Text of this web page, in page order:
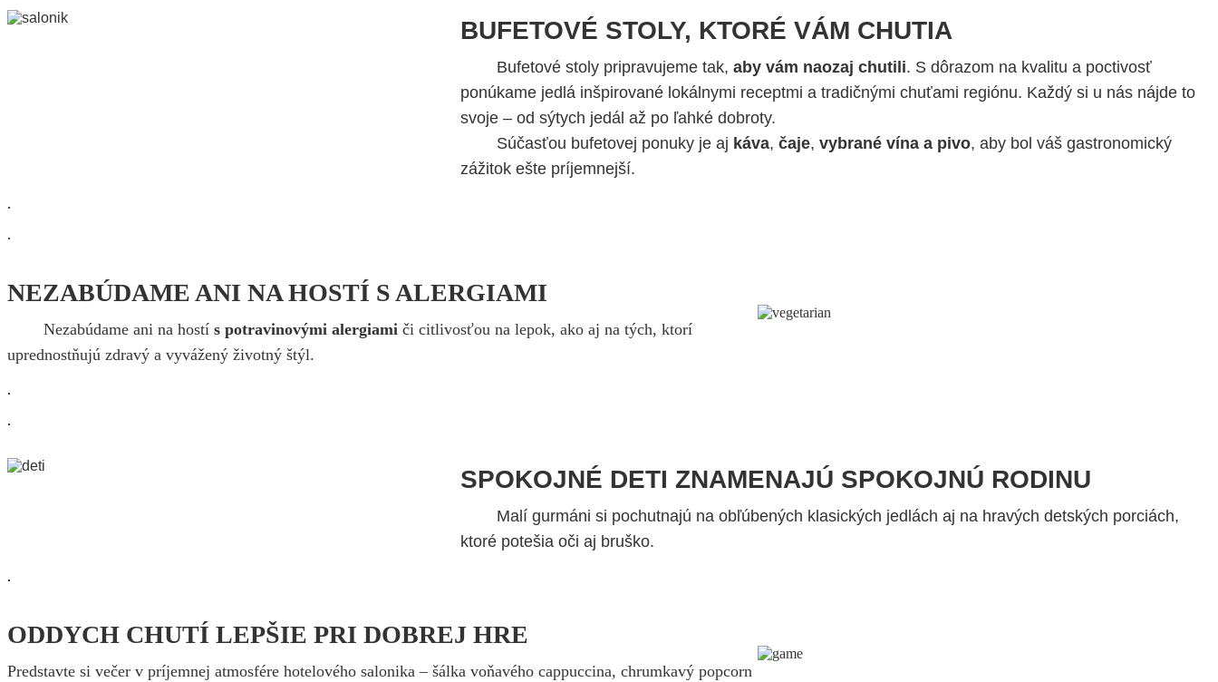
BUFETOVÉ STOLY, KTORÉ VÁM CHUTIA
Bufetové stoly pripravujeme tak, aby vám naozaj chutili. S dôrazom na kvalitu a poctivosť
ponúkame jedlá inšpirované lokálnymi receptmi a tradičnými chuťami regiónu. Každý si u nás nájde to
svoje – od sýtych jedál až po ľahké dobroty.
Súčasťou bufetovej ponuky je aj káva, čaje, vybrané vína a pivo, aby bol váš gastronomický
zážitok ešte príjemnejší.
.
.
NEZABÚDAME ANI NA HOSTÍ S ALERGIAMI
Nezabúdame ani na hostí s potravinovými alergiami či citlivosťou na lepok, ako aj na tých, ktorí
uprednostňujú zdravý a vyvážený životný štýl.
.
.
SPOKOJNÉ DETI ZNAMENAJÚ SPOKOJNÚ RODINU
Malí gurmáni si pochutnajú na obľúbených klasických jedlách aj na hravých detských porciách,
ktoré potešia oči aj bruško.
.
ODDYCH CHUTÍ LEPŠIE PRI DOBREJ HRE
Predstavte si večer v príjemnej atmosfére hotelového salonika – šálka voňavého cappuccina, chrumkavý popcorn